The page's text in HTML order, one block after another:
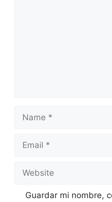
Name
Email
Website
Guardar mi nombre,